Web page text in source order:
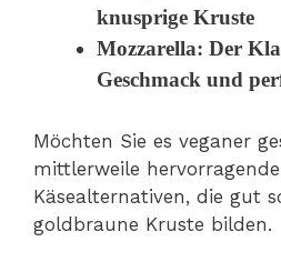
knusprige Kruste
Mozzarella: Der
Geschmack und
Möchten Sie es veganer
mittlerweile
Käsealternativen, die gut
goldbraune Kruste bilden.